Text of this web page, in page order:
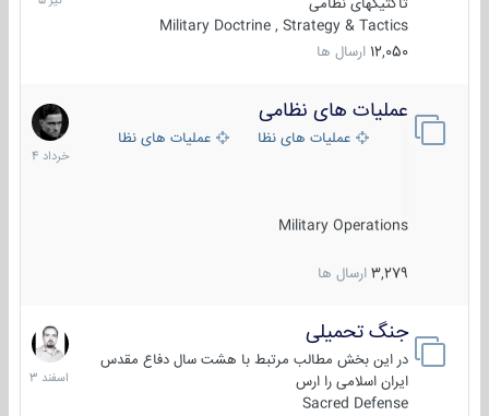
Military Doctrine , Strategy & Tactics
12,050 ارسال ها
عملیات های نظامی
عملیات های نظامی ایرانعملیات های نظامی خارجی
Military Operations
3,279 ارسال ها
5
خرداد
1404
جنگ تحمیلی
در این بخش مطالب مرتبط با هشت سال دفاع مقدس
ایران اسلامی را ارس
Sacred Defense
20
اسفند
1403